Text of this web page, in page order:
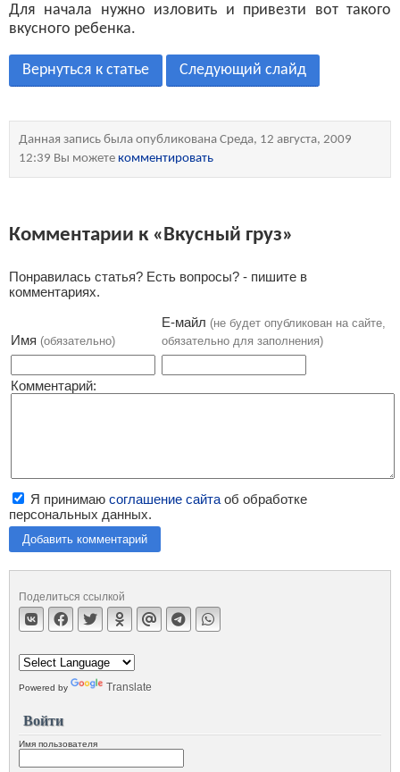
Для начала нужно изловить и привезти вот такого
вкусного ребенка.
Вернуться к статье Следующий слайд
Данная запись была опубликована Среда, 12 августа, 2009
12:39 Вы можете комментировать
Комментарии к «Вкусный груз»
Понравилась статья? Есть вопросы? - пишите в
комментариях.
Имя (обязательно)
Е-майл (не будет опубликован на сайте,
обязательно для заполнения)
Комментарий:
Я принимаю соглашение сайта об обработке
персональных данных.
Добавить комментарий
Поделиться ссылкой
Powered by Translate
Войти
Имя пользователя